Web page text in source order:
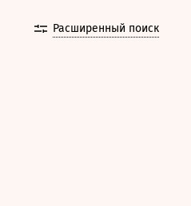
Расширенный поиск